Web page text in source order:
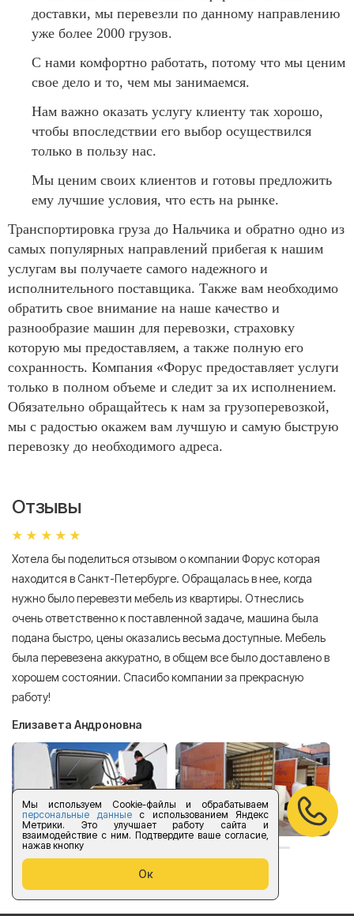
Мы используем Cookie-файлы и обрабатываем
персональные данныес использованием Яндекс
Метрики. Это улучшает работу сайта и
взаимодействие с ним. Подтвердите ваше согласие,
нажав кнопку
Ок
доставки, мы перевезли по данному направлению
уже более 2000 грузов.
С нами комфортно работать, потому что мы ценим
свое дело и то, чем мы занимаемся.
Нам важно оказать услугу клиенту так хорошо,
чтобы впоследствии его выбор осуществился
только в пользу нас.
Мы ценим своих клиентов и готовы предложить
ему лучшие условия, что есть на рынке.
Транспортировка груза до Нальчика и обратно одно из
самых популярных направлений прибегая к нашим
услугам вы получаете самого надежного и
исполнительного поставщика. Также вам необходимо
обратить свое внимание на наше качество и
разнообразие машин для перевозки, страховку
которую мы предоставляем, а также полную его
сохранность. Компания «Форус предоставляет услуги
только в полном объеме и следит за их исполнением.
Обязательно обращайтесь к нам за грузоперевозкой,
мы с радостью окажем вам лучшую и самую быструю
перевозку до необходимого адреса.
Отзывы
Хотела бы поделиться отзывом о компании Форус которая
находится в Санкт-Петербурге. Обращалась в нее, когда
нужно было перевезти мебель из квартиры. Отнеслись
очень ответственно к поставленной задаче, машина была
подана быстро, цены оказались весьма доступные. Мебель
была перевезена аккуратно, в общем все было доставлено в
хорошем состоянии. Спасибо компании за прекрасную
работу!
Елизавета Андроновна